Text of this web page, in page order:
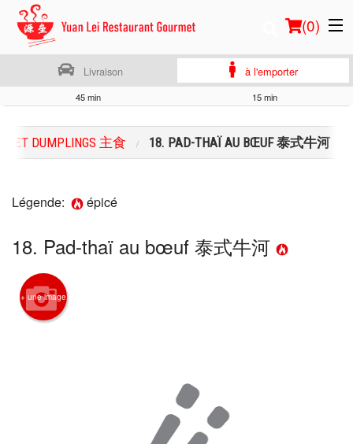
(0)
Emplacement
Français
Inscription
Panier (0)
Livraison à l'emporter
45 min 15 min
ET DUMPLINGS 主食 18. PAD-THAÏ AU BŒUF 泰式牛河
Légende: épicé
18. Pad-thaï au bœuf 泰式牛河
+ une image